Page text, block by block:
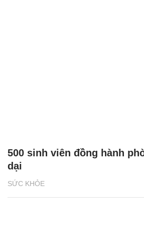
SỨC KHỎE
500 sinh viên đồng hành
dại